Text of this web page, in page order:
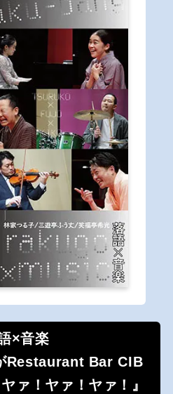
×音楽
Restaurant Bar CIB
ァ！ヤァ！ヤァ！』